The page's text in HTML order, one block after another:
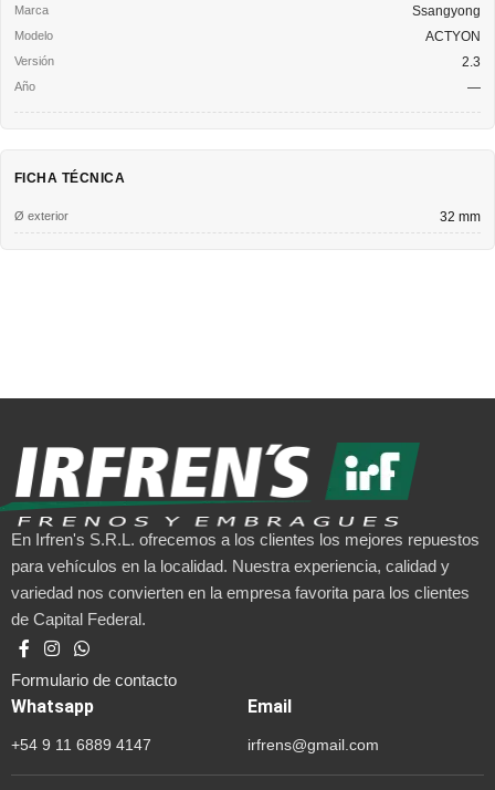
Ssangyong
ACTYON
2.3
—
FICHA TÉCNICA
Ø exterior 32 mm
En Irfren's S.R.L. ofrecemos a los clientes los mejores repuestos
para vehículos en la localidad. Nuestra experiencia, calidad y
variedad nos convierten en la empresa favorita para los clientes
de Capital Federal.
Formulario de contacto
Whatsapp
+54 9 11 6889 4147
Email
irfrens@gmail.com